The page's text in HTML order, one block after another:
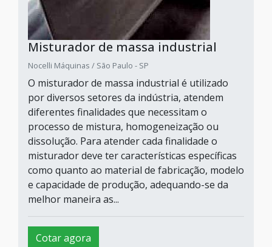
Misturador de massa industrial
Nocelli Máquinas / São Paulo - SP
O misturador de massa industrial é utilizado
por diversos setores da indústria, atendem
diferentes finalidades que necessitam o
processo de mistura, homogeneização ou
dissolução. Para atender cada finalidade o
misturador deve ter características específicas
como quanto ao material de fabricação, modelo
e capacidade de produção, adequando-se da
melhor maneira as...
Cotar agora